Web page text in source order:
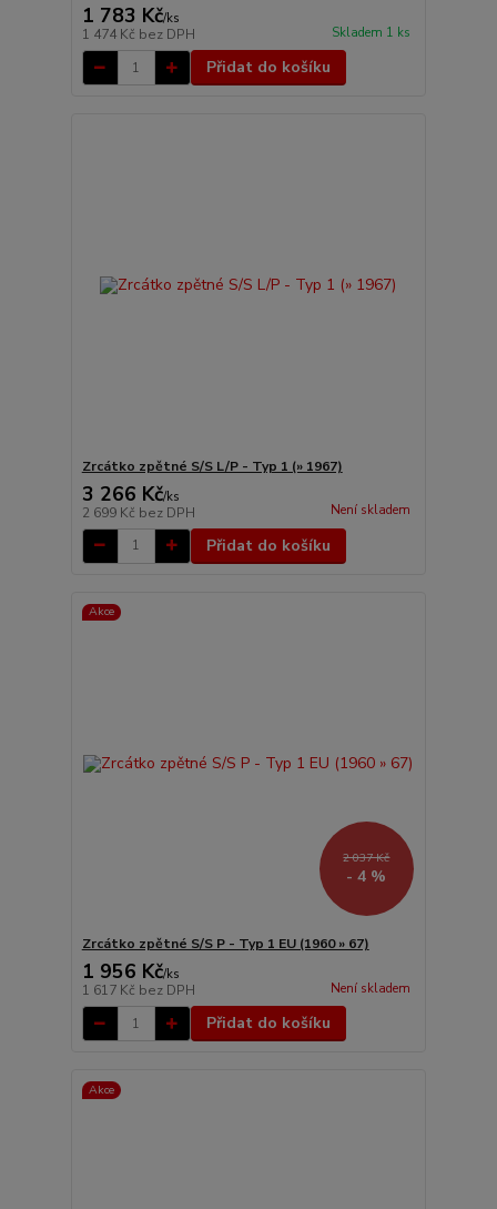
1 783 Kč/ks
1 474 Kč bez DPH Skladem 1 ks
Přidat do košíku
Zrcátko zpětné S/S L/P - Typ 1 (» 1967)
3 266 Kč/ks
2 699 Kč bez DPH Není skladem
Přidat do košíku
Akce
2 037 Kč
- 4 %
Zrcátko zpětné S/S P - Typ 1 EU (1960 » 67)
1 956 Kč/ks
1 617 Kč bez DPH Není skladem
Přidat do košíku
Akce